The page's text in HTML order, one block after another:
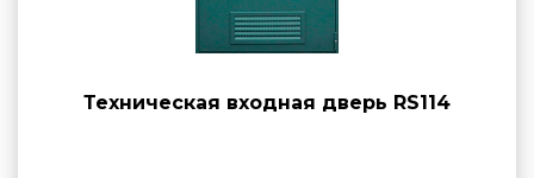
Техническая входная дверь RS114